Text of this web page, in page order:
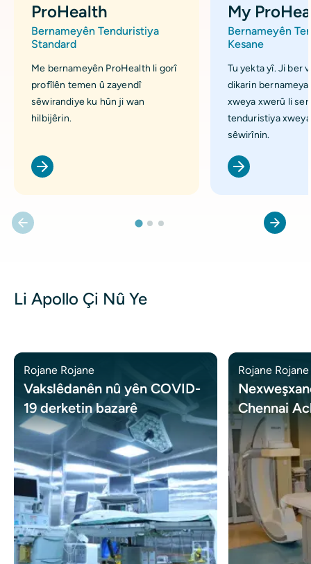
ProHealth
Bernameyên Tenduristiya
Standard
Me bernameyên ProHealth li gorî
profîlên temen û zayendî
sêwirandiye ku hûn ji wan
hilbijêrin.
My
Bernameyên
Kesane
Tu yekta yî. Ji ber
dikarin
xweya xwerû li
tenduristiya
sêwirînin.
Li Apollo Çi Nû Ye
Rojane Rojane
Vakslêdanên nû yên COVID-
19 derketin bazarê
Rojane Rojane
Chennai